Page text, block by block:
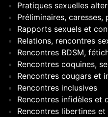
Pratiques sexuelles
Préliminaires,
Rapports sexuels et
Relations, rencontres
Rencontres BDSM,
Rencontres coquines,
Rencontres cougars et
Rencontres inclusives
Rencontres infidèles et
Rencontres libertines et